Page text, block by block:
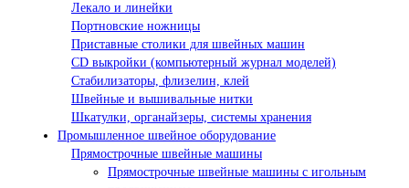
Лекало и линейки
Портновские ножницы
Приставные столики для швейных машин
СD выкройки (компьютерный журнал моделей)
Стабилизаторы, флизелин, клей
Швейные и вышивальные нитки
Шкатулки, органайзеры, системы хранения
Промышленное швейное оборудование
Прямострочные швейные машины
Прямострочные швейные машины с игольным